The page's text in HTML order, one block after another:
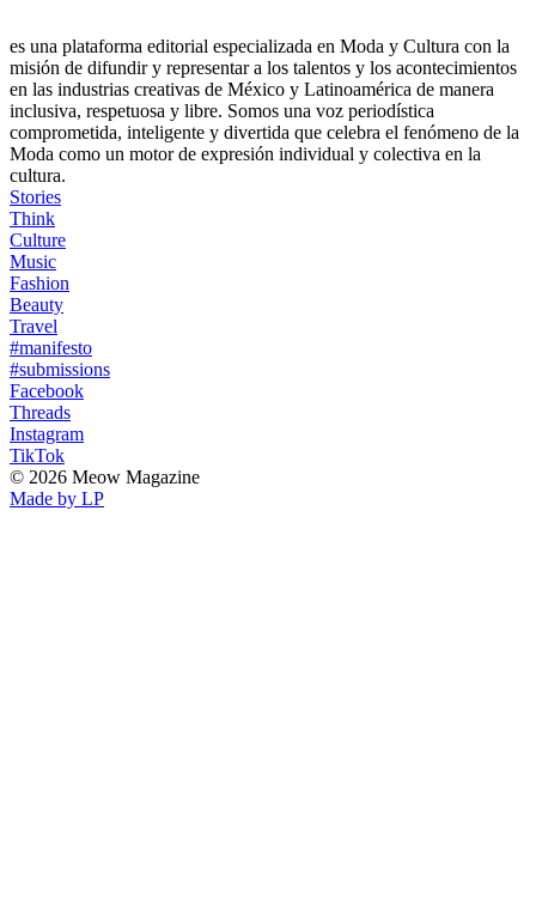
es una plataforma editorial especializada en Moda y Cultura con la
misión de difundir y representar a los talentos y los acontecimientos
en las industrias creativas de México y Latinoamérica de manera
inclusiva, respetuosa y libre. Somos una voz periodística
comprometida, inteligente y divertida que celebra el fenómeno de la
Moda como un motor de expresión individual y colectiva en la
cultura.
Stories
Think
Culture
Music
Fashion
Beauty
Travel
#manifesto
#submissions
Facebook
Threads
Instagram
TikTok
© 2026 Meow Magazine
Made by LP